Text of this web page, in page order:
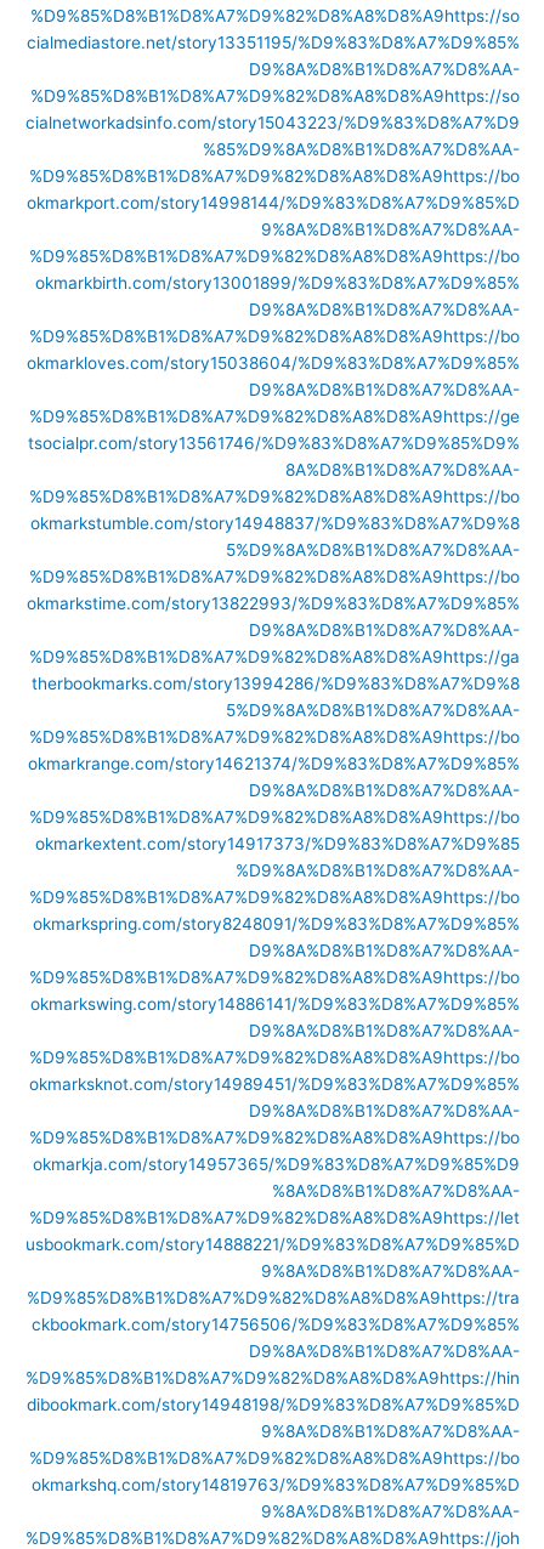
%D9%85%D8%B1%D8%A7%D9%82%D8%A8%D8%A9https://so
cialmediastore.net/story13351195/%D9%83%D8%A7%D9%85%
D9%8A%D8%B1%D8%A7%D8%AA-
%D9%85%D8%B1%D8%A7%D9%82%D8%A8%D8%A9https://so
cialnetworkadsinfo.com/story15043223/%D9%83%D8%A7%D9
%85%D9%8A%D8%B1%D8%A7%D8%AA-
%D9%85%D8%B1%D8%A7%D9%82%D8%A8%D8%A9https://bo
okmarkport.com/story14998144/%D9%83%D8%A7%D9%85%D
9%8A%D8%B1%D8%A7%D8%AA-
%D9%85%D8%B1%D8%A7%D9%82%D8%A8%D8%A9https://bo
okmarkbirth.com/story13001899/%D9%83%D8%A7%D9%85%
D9%8A%D8%B1%D8%A7%D8%AA-
%D9%85%D8%B1%D8%A7%D9%82%D8%A8%D8%A9https://bo
okmarkloves.com/story15038604/%D9%83%D8%A7%D9%85%
D9%8A%D8%B1%D8%A7%D8%AA-
%D9%85%D8%B1%D8%A7%D9%82%D8%A8%D8%A9https://ge
tsocialpr.com/story13561746/%D9%83%D8%A7%D9%85%D9%
8A%D8%B1%D8%A7%D8%AA-
%D9%85%D8%B1%D8%A7%D9%82%D8%A8%D8%A9https://bo
okmarkstumble.com/story14948837/%D9%83%D8%A7%D9%8
5%D9%8A%D8%B1%D8%A7%D8%AA-
%D9%85%D8%B1%D8%A7%D9%82%D8%A8%D8%A9https://bo
okmarkstime.com/story13822993/%D9%83%D8%A7%D9%85%
D9%8A%D8%B1%D8%A7%D8%AA-
%D9%85%D8%B1%D8%A7%D9%82%D8%A8%D8%A9https://ga
therbookmarks.com/story13994286/%D9%83%D8%A7%D9%8
5%D9%8A%D8%B1%D8%A7%D8%AA-
%D9%85%D8%B1%D8%A7%D9%82%D8%A8%D8%A9https://bo
okmarkrange.com/story14621374/%D9%83%D8%A7%D9%85%
D9%8A%D8%B1%D8%A7%D8%AA-
%D9%85%D8%B1%D8%A7%D9%82%D8%A8%D8%A9https://bo
okmarkextent.com/story14917373/%D9%83%D8%A7%D9%85
%D9%8A%D8%B1%D8%A7%D8%AA-
%D9%85%D8%B1%D8%A7%D9%82%D8%A8%D8%A9https://bo
okmarkspring.com/story8248091/%D9%83%D8%A7%D9%85%
D9%8A%D8%B1%D8%A7%D8%AA-
%D9%85%D8%B1%D8%A7%D9%82%D8%A8%D8%A9https://bo
okmarkswing.com/story14886141/%D9%83%D8%A7%D9%85%
D9%8A%D8%B1%D8%A7%D8%AA-
%D9%85%D8%B1%D8%A7%D9%82%D8%A8%D8%A9https://bo
okmarksknot.com/story14989451/%D9%83%D8%A7%D9%85%
D9%8A%D8%B1%D8%A7%D8%AA-
%D9%85%D8%B1%D8%A7%D9%82%D8%A8%D8%A9https://bo
okmarkja.com/story14957365/%D9%83%D8%A7%D9%85%D9
%8A%D8%B1%D8%A7%D8%AA-
%D9%85%D8%B1%D8%A7%D9%82%D8%A8%D8%A9https://let
usbookmark.com/story14888221/%D9%83%D8%A7%D9%85%D
9%8A%D8%B1%D8%A7%D8%AA-
%D9%85%D8%B1%D8%A7%D9%82%D8%A8%D8%A9https://tra
ckbookmark.com/story14756506/%D9%83%D8%A7%D9%85%
D9%8A%D8%B1%D8%A7%D8%AA-
%D9%85%D8%B1%D8%A7%D9%82%D8%A8%D8%A9https://hin
dibookmark.com/story14948198/%D9%83%D8%A7%D9%85%D
9%8A%D8%B1%D8%A7%D8%AA-
%D9%85%D8%B1%D8%A7%D9%82%D8%A8%D8%A9https://bo
okmarkshq.com/story14819763/%D9%83%D8%A7%D9%85%D
9%8A%D8%B1%D8%A7%D8%AA-
%D9%85%D8%B1%D8%A7%D9%82%D8%A8%D8%A9https://joh